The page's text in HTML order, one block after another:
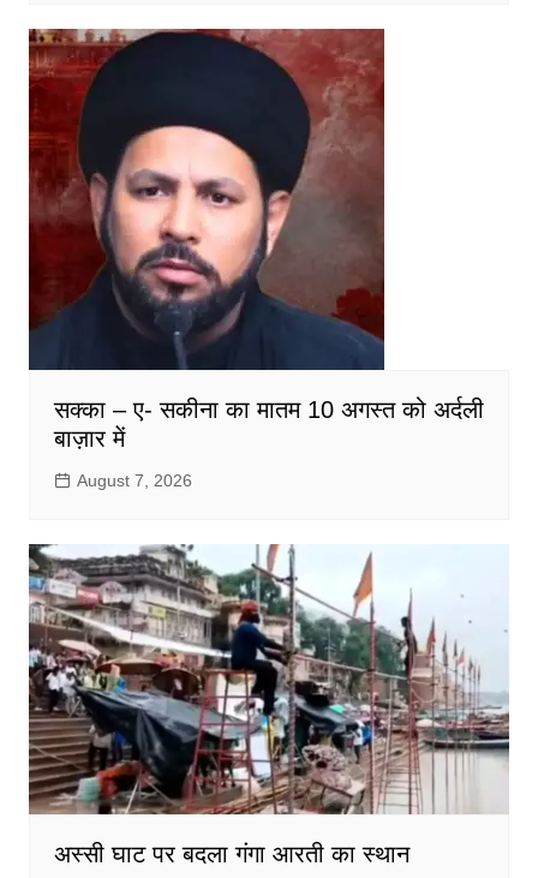
सक्का – ए- सकीना का मातम 10 अगस्त को अर्दली
बाज़ार में
August 7, 2026
अस्सी घाट पर बदला गंगा आरती का स्थान